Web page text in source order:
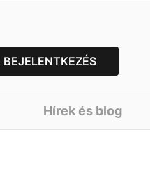
BEJELENTKEZÉS
Hírek és blog